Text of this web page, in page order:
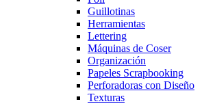
Guillotinas
Herramientas
Lettering
Máquinas de Coser
Organización
Papeles Scrapbooking
Perforadoras con Diseño
Texturas